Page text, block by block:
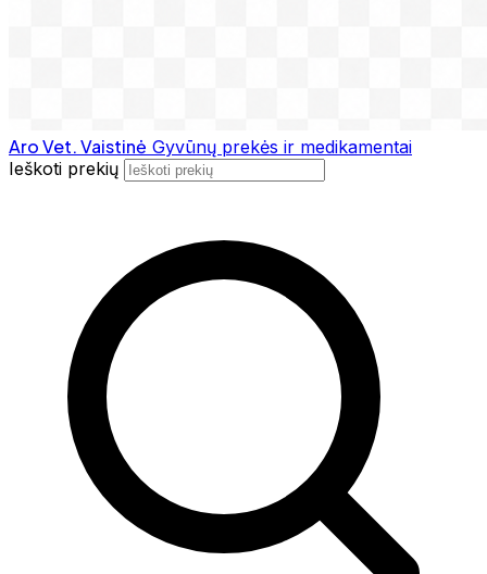
Aro Vet. Vaistinė Gyvūnų prekės ir medikamentai
Ieškoti prekių